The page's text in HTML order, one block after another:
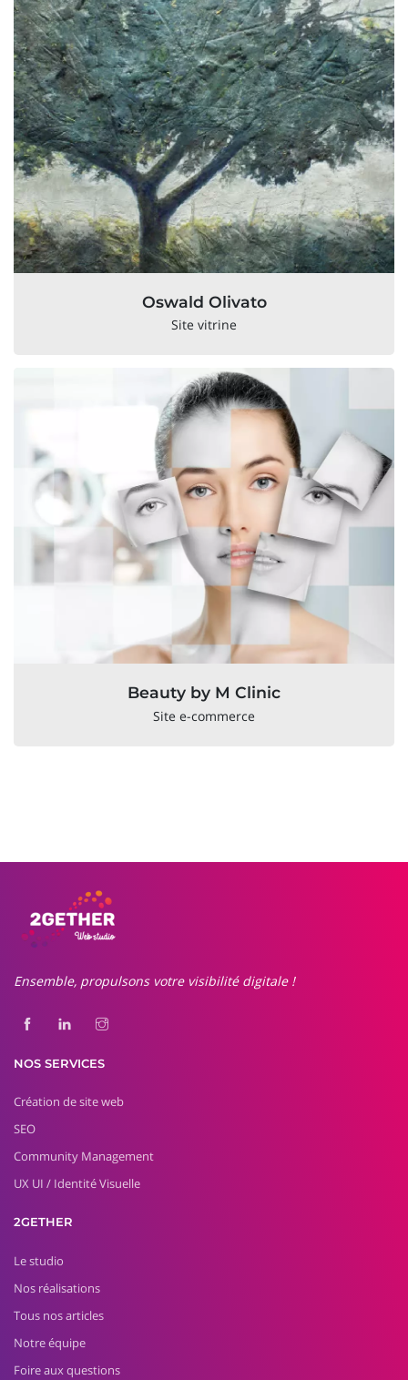
Oswald Olivato
Site vitrine
Beauty by M Clinic
Site e-commerce
Ensemble, propulsons votre visibilité digitale !
NOS SERVICES
Création de site web
SEO
Community Management
UX UI / Identité Visuelle
2GETHER
Le studio
Nos réalisations
Tous nos articles
Notre équipe
Foire aux questions